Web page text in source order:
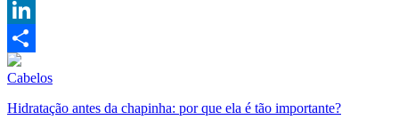
Pinterest
LinkedIn
Compartilhar
Cabelos
Hidratação antes da chapinha: por que ela é tão importante?